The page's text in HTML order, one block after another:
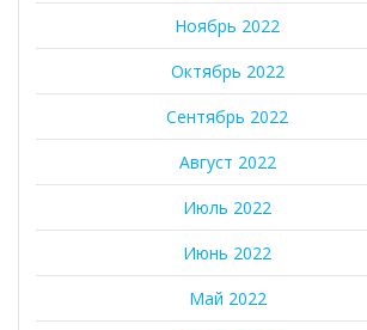
Ноябрь 2022
Октябрь 2022
Сентябрь 2022
Август 2022
Июль 2022
Июнь 2022
Май 2022